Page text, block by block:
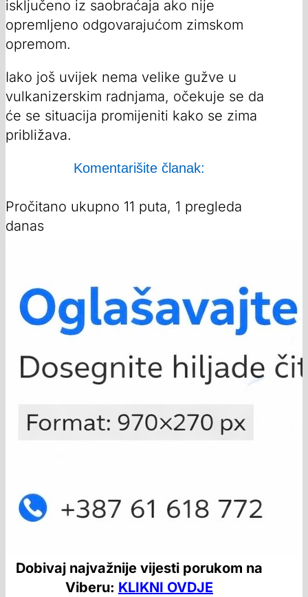
isključeno iz saobraćaja ako nije
opremljeno odgovarajućom zimskom
opremom.
Iako još uvijek nema velike gužve u
vulkanizerskim radnjama, očekuje se da
će se situacija promijeniti kako se zima
približava.
Komentarišite članak:
Pročitano ukupno 11 puta, 1 pregleda
danas
Dobivaj najvažnije vijesti porukom na
Viberu: KLIKNI OVDJE